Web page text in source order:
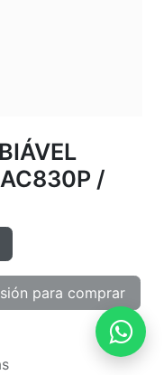
/
para comprar